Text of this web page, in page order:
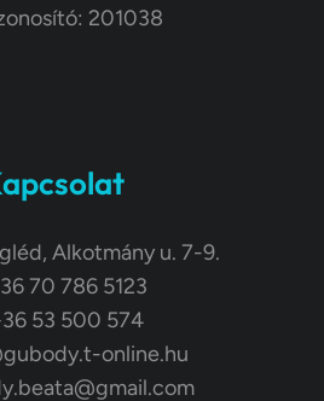
201038
Alkotmány u. 7-9.
70 786 5123
53 500 574
online.hu